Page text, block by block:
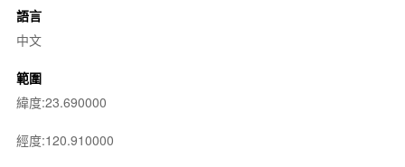
語言
中文
範圍
緯度:23.690000
經度:120.910000